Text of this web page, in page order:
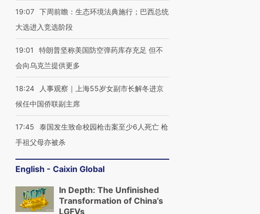
19:07 下周前瞻：生态环境法典施行；巴西总统
大选进入竞选阶段
19:01
特朗普坚称美国防空弹药库存充足 但不
会向乌克兰提供更多
18:24
人事观察｜上海55岁女副市长解冬进京
候任中国侨联副主席
17:45
泰国发生致命校园枪击案至少6人死亡 枪
手祖父母亦被杀
English - Caixin Global
In Depth: The Unfinished
Transformation of China’s
LGFVs